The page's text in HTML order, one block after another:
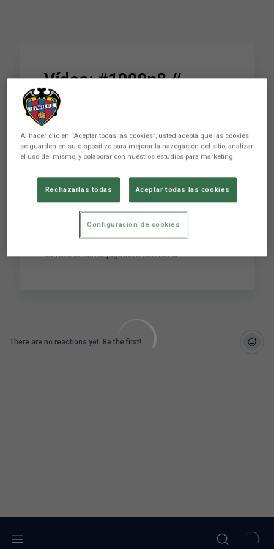
Vídeo: #1909n8 //
Maider Castillo;
jugadora, capitana y
entrenadora
Maider Castillo es una de las protagonistas del
mes de enero de milnovecientosnueve, la
revista oficial del club. A través del artículo
publicado, conocemos cómo la jugadora ha
podido compaginar durante los últimos meses
su faceta como jugadora con las cl
There are no reactions yet. Be the first!
Al hacer clic en “Aceptar todas las cookies”, usted acepta que las cookies
se guarden en su dispositivo para mejorar la navegación del sitio, analizar
el uso del mismo, y colaborar con nuestros estudios para marketing.
Rechazarlas todas Aceptar todas las cookies
Configuración de cookies